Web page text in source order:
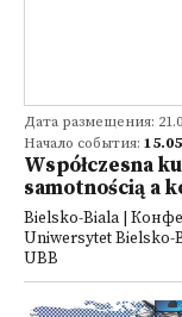
Дата размещения:
Начало события:
Współczesna
samotnością a
Bielsko-Biala |
Uniwersytet Bielsko-
UBB